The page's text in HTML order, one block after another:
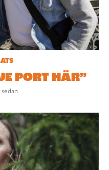
PORT HÄR”